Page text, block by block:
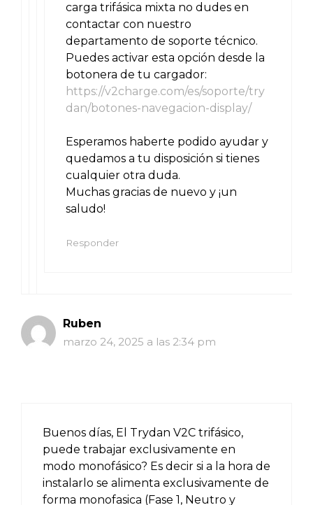
carga trifásica mixta no dudes en
contactar con nuestro
departamento de soporte técnico.
Puedes activar esta opción desde la
botonera de tu cargador:
https://v2charge.com/es/soporte/try
dan/botones-navegacion-display/
Esperamos haberte podido ayudar y
quedamos a tu disposición si tienes
cualquier otra duda.
Muchas gracias de nuevo y ¡un
saludo!
Responder
Ruben
marzo 24, 2025 a las 2:34 pm
Buenos días, El Trydan V2C trifásico,
puede trabajar exclusivamente en
modo monofásico? Es decir si a la hora de
instalarlo se alimenta exclusivamente de
forma monofasica (Fase 1, Neutro y